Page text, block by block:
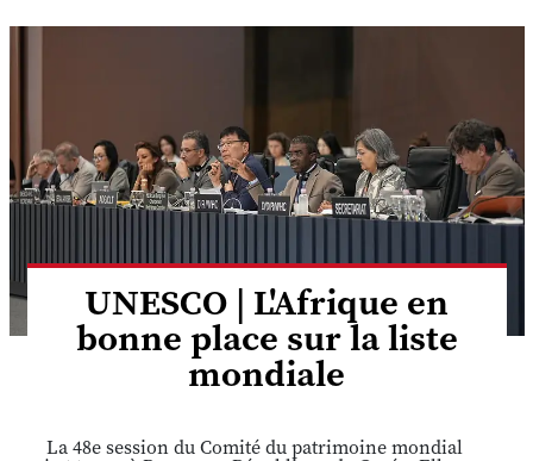
UNESCO | L'Afrique en
bonne place sur la liste
mondiale
La 48e session du Comité du patrimoine mondial